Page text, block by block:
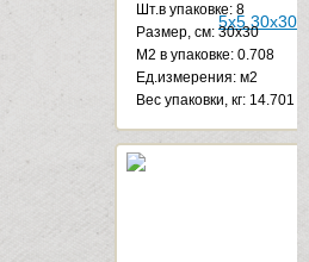
Шт.в упаковке: 8
Размер, см: 30x30
М2 в упаковке: 0.708
Ед.измерения: м2
Веc упаковки, кг: 14.701